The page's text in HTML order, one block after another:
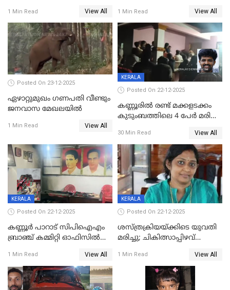
1 Min Read View All 1 Min Read View All
Posted On 23-12-2025
ഏഴാറ്റുമുഖം ഗണപതി വീണ്ടും
ജനവാസ മേഖലയിൽ
1 Min Read View All
KERALA
Posted On 22-12-2025
കണ്ണൂരിൽ രണ്ട് മക്കളടക്കം
കുടുംബത്തിലെ 4 പേർ മരിച്ച
30 Min Read View All
KERALA
Posted On 22-12-2025
കണ്ണൂർ പാറാട് സിപിഐഎം
ബ്രാഞ്ച് കമ്മിറ്റി ഓഫിസിൽ
ചിത്രങ്ങളടക്കം കത്തിയ
നിലയിൽ
1 Min Read View All
KERALA
Posted On 22-12-2025
ശസ്ത്രക്രിയയ്‌ക്കിടെ യുവതി
മരിച്ചു; ചികിത്സാപ്പിഴവ്
സംഭവം മാവേലിക്കരയിൽ
1 Min Read View All